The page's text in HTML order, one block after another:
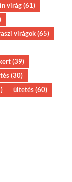
virág(61)
virágok(65)
(39)
(30)
ültetés(60)